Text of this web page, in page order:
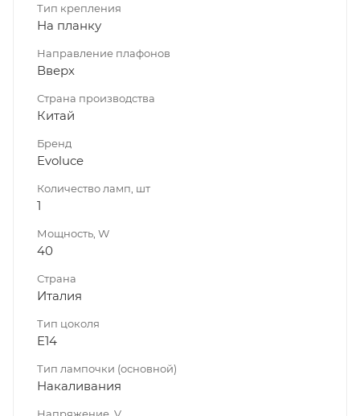
Тип крепления
На планку
Направление плафонов
Вверх
Страна производства
Китай
Бренд
Evoluce
Количество ламп, шт
1
Мощность, W
40
Страна
Италия
Тип цоколя
E14
Тип лампочки (основной)
Накаливания